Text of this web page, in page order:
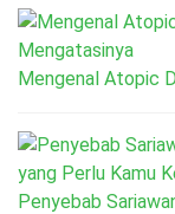
Mengenal Atopic
Penyebab